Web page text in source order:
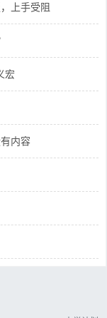
上手受阻
宏
内容